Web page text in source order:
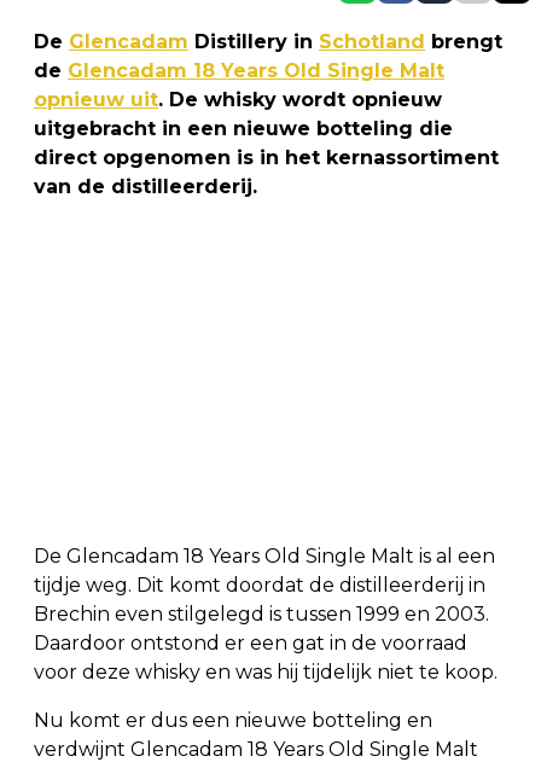
De Glencadam Distillery in Schotland brengt
de Glencadam 18 Years Old Single Malt
opnieuw uit. De whisky wordt opnieuw
uitgebracht in een nieuwe botteling die
direct opgenomen is in het kernassortiment
van de distilleerderij.
De Glencadam 18 Years Old Single Malt is al een
tijdje weg. Dit komt doordat de distilleerderij in
Brechin even stilgelegd is tussen 1999 en 2003.
Daardoor ontstond er een gat in de voorraad
voor deze whisky en was hij tijdelijk niet te koop.
Nu komt er dus een nieuwe botteling en
verdwijnt Glencadam 18 Years Old Single Malt